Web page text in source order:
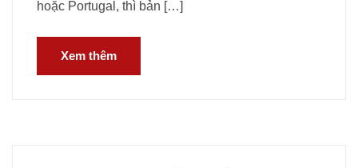
hoặc Portugal, thì bản […]
Xem thêm